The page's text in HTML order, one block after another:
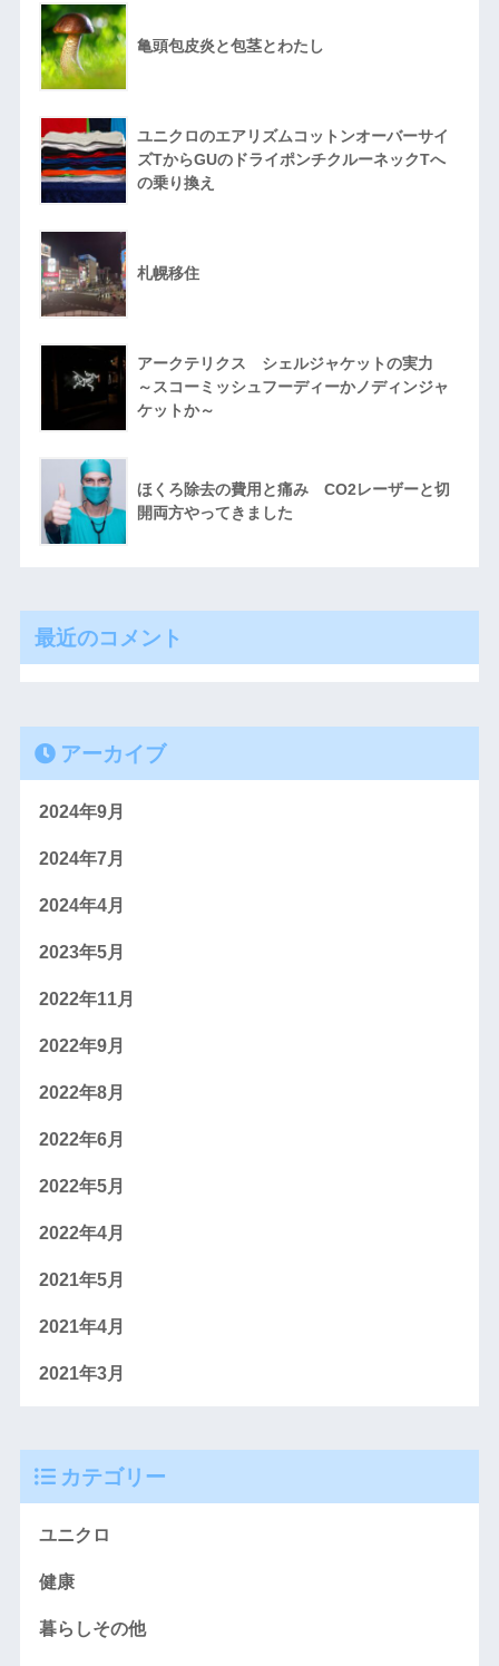
亀頭包皮炎と包茎とわたし
ユニクロのエアリズムコットンオーバーサイ
ズTからGUのドライポンチクルーネックTへ
の乗り換え
札幌移住
アークテリクス シェルジャケットの実力
～スコーミッシュフーディーかノディンジャ
ケットか～
ほくろ除去の費用と痛み CO2レーザーと切
開両方やってきました
最近のコメント
アーカイブ
2024年9月
2024年7月
2024年4月
2023年5月
2022年11月
2022年9月
2022年8月
2022年6月
2022年5月
2022年4月
2021年5月
2021年4月
2021年3月
カテゴリー
ユニクロ
健康
暮らしその他